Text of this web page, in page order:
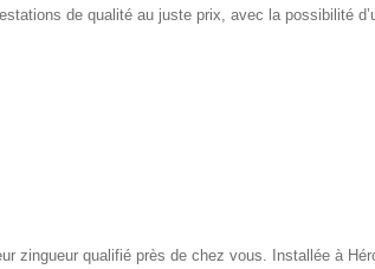
de qualité au juste prix, avec la possibilité
zingueur qualifié près de chez vous. Installée à